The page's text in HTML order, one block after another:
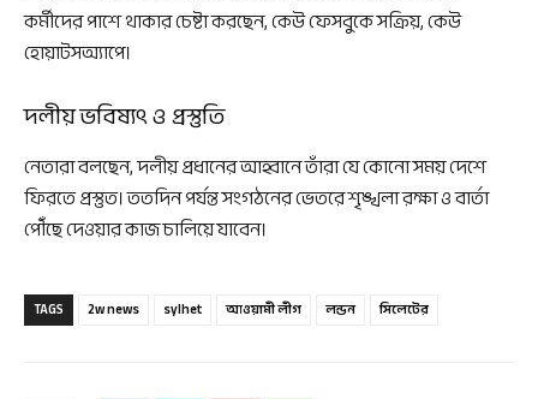
কর্মীদের পাশে থাকার চেষ্টা করছেন, কেউ ফেসবুকে সক্রিয়, কেউ
হোয়াটসঅ্যাপে।
দলীয় ভবিষ্যৎ ও প্রস্তুতি
নেতারা বলছেন, দলীয় প্রধানের আহ্বানে তাঁরা যে কোনো সময় দেশে
ফিরতে প্রস্তুত। ততদিন পর্যন্ত সংগঠনের ভেতরে শৃঙ্খলা রক্ষা ও বার্তা
পৌঁছে দেওয়ার কাজ চালিয়ে যাবেন।
TAGS 2w news sylhet আওয়ামী লীগ লন্ডন সিলেটের